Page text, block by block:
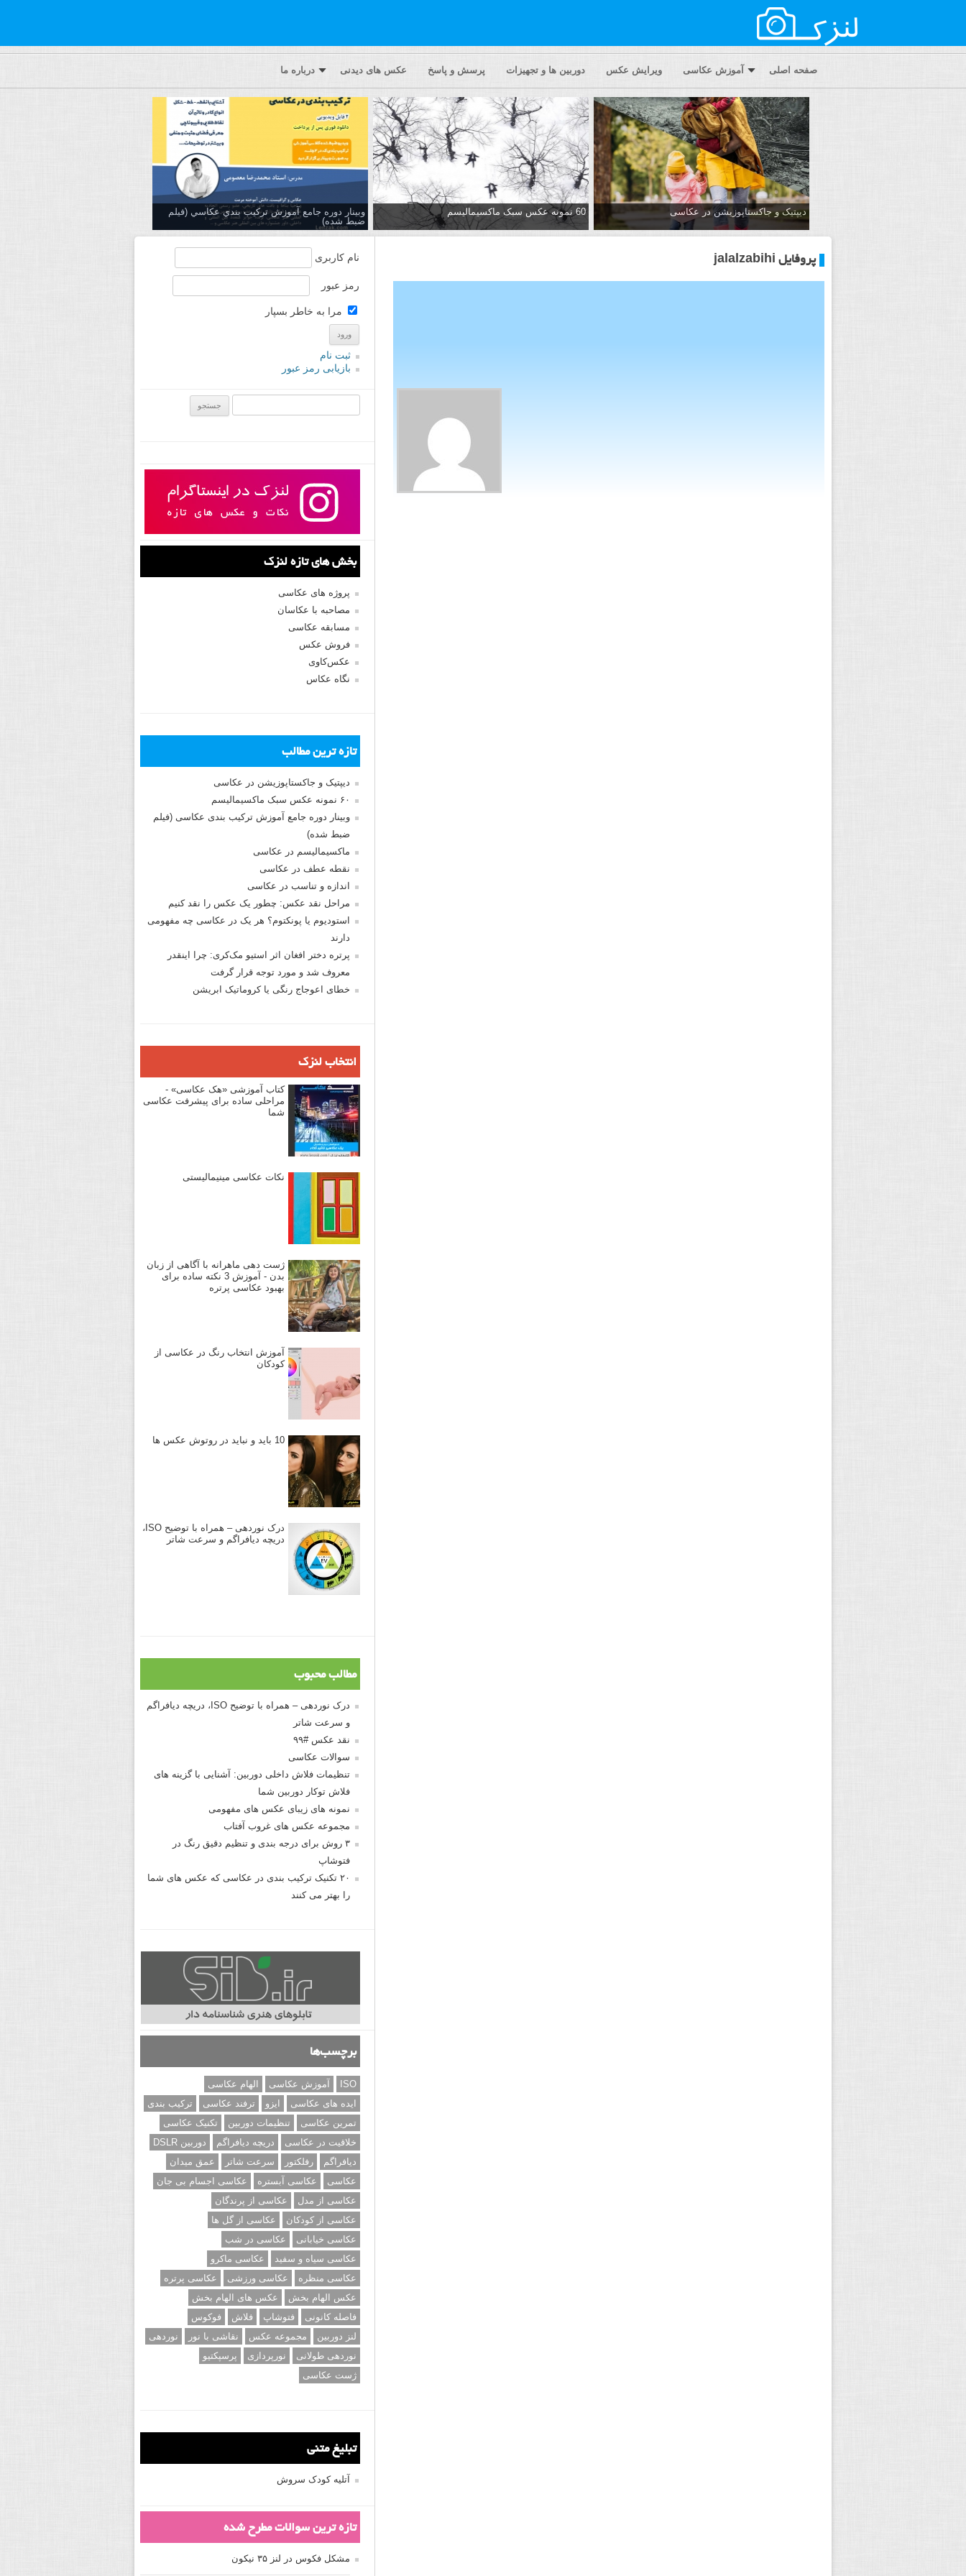
صفحه اصلی آموزش عکاسی ویرایش عکس دوربین ها و تجهیزات پرسش و پاسخ عکس های دیدنی درباره ما
دیپتیک و جاکستا‌پوزیشن در عکاسی 60 نمونه عکس سبک ماکسیمالیسم
وبینار دوره جامع آموزش تركيب بندي عكاسي (فیلم
ضبط شده)
پروفایل jalalzabihi نام کاربری
رمز عبور
مرا به خاطر بسپار
ثبت نام
بازیابی رمز عبور
بخش های تازه لنزک
پروژه های عکاسی
مصاحبه با عکاسان
مسابقه عکاسی
فروش عکس
عکس‌کاوی
نگاه عکاس
تازه ترین مطالب
دیپتیک و جاکستا‌پوزیشن در عکاسی
۶۰ نمونه عکس سبک ماکسیمالیسم
وبینار دوره جامع آموزش ترکیب بندی عکاسی (فیلم
ضبط شده)
ماکسیمالیسم در عکاسی
نقطه عطف در عکاسی
اندازه و تناسب در عکاسی
مراحل نقد عکس: چطور یک عکس را نقد کنیم
استودیوم یا پونکتوم؟ هر یک در عکاسی چه مفهومی
دارند
پرتره دختر افغان اثر استیو مک‌کری: چرا اینقدر
معروف شد و مورد توجه قرار گرفت
خطای اعوجاج رنگی یا کروماتیک ابریشن
انتخاب لنزک
کتاب آموزشی «هک عکاسی» -
مراحلی ساده برای پیشرفت عکاسی
شما
نکات عکاسی مینیمالیستی
ژست دهی ماهرانه با آگاهی از زبان
بدن - آموزش 3 نکته ساده برای
بهبود عکاسی پرتره
آموزش انتخاب رنگ در عکاسی از
کودکان
10 باید و نباید در روتوش عکس ها
درک نوردهی – همراه با توضیح ISO،
دریچه دیافراگم و سرعت شاتر
مطالب محبوب
درک نوردهی – همراه با توضیح ISO، دریچه دیافراگم
و سرعت شاتر
نقد عکس #۹۹
سوالات عکاسی
تنظیمات فلاش داخلی دوربین: آشنایی با گزینه های
فلاش توکار دوربین شما
نمونه های زیبای عکس های مفهومی
مجموعه عکس های غروب آفتاب
۳ روش برای درجه بندی و تنظیم دقیق رنگ در
فتوشاپ
۲۰ تکنیک ترکیب بندی در عکاسی که عکس های شما
را بهتر می کنند
برچسب‌ها
ISO آموزش عکاسی
الهام عکاسی
ایده های عکاسی
ایزو ترفند عکاسی
ترکیب بندی
تمرین عکاسی
تنظیمات دوربین
تکنیک عکاسی
خلاقیت در عکاسی
دریچه دیافراگم
دوربین DSLR
دیافراگم
رفلکتور سرعت شاتر
عمق میدان
عکاسی
عکاسی آبستره
عکاسی اجسام بی جان
عکاسی از مدل
عکاسی از پرندگان
عکاسی از کودکان
عکاسی از گل ها
عکاسی خیابانی
عکاسی در شب
عکاسی سیاه و سفید
عکاسی ماکرو
عکاسی منظره
عکاسی ورزشی
عکاسی پرتره
عکس الهام بخش
عکس های الهام بخش
فاصله کانونی
فتوشاپ فلاش
فوکوس
لنز دوربین
مجموعه عکس نقاشی با نور
نوردهی
نوردهی طولانی
نورپردازی
پرسپکتیو
ژست عکاسی
تبلیغ متنی
آتلیه کودک سروش
تازه ترین سوالات مطرح شده
مشکل فکوس در لنز ۳۵ نیکون